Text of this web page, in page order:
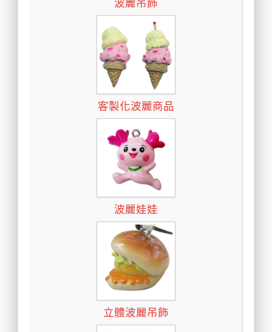
波麗吊飾
客製化波麗商品
波麗娃娃
立體波麗吊飾